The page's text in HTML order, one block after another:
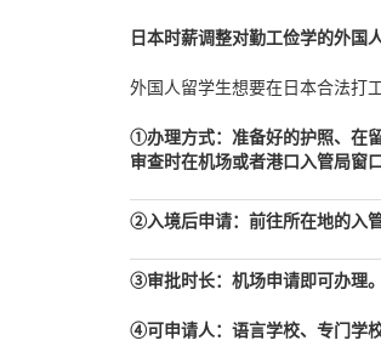
日本时薪调整对勤工俭学的外国
外国人留学生想要在日本合法
①办理方式：准备好的护照、在
审查时在机场或者港口入管局窗
②入境后申请：前往所在地的入
③审批时长：机场申请即可办理
④可申请人：语言学校、专门学